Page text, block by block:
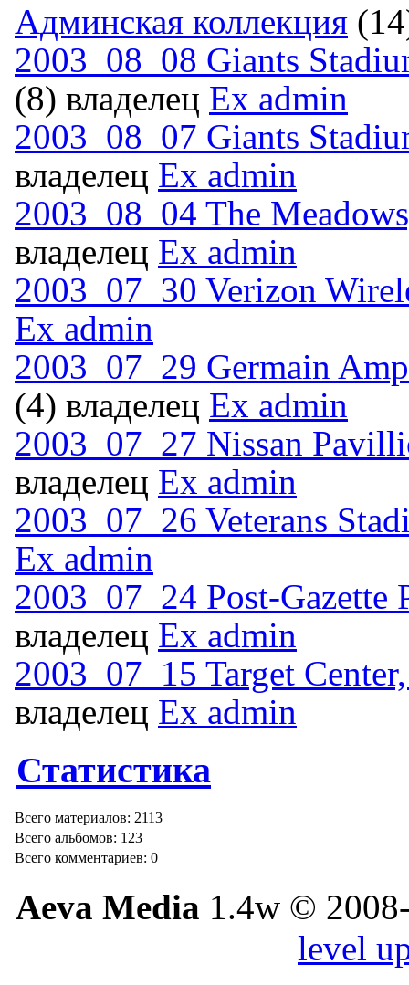
Админская коллекция
2003_08_08 Giants
(8) владелец Ex admin
2003_08_07 Giants
владелец Ex admin
2003_08_04 The
владелец Ex admin
2003_07_30 Verizon
Ex admin
2003_07_29 Germain
(4) владелец Ex admin
2003_07_27 Nissan
владелец Ex admin
2003_07_26 Veterans
Ex admin
2003_07_24 Post-
владелец Ex admin
2003_07_15 Target
владелец Ex admin
Статистика
Всего материалов: 2113
Всего альбомов: 123
Всего комментариев: 0
Aeva Media 1.4w ©
level